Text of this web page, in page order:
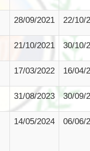
28/09/2021 22/10/
21/10/2021 30/10/
17/03/2022 16/04/
31/08/2023 30/09/
14/05/2024 06/06/